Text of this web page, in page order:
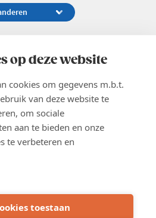
op deze website
cookies om gegevens m.b.t.
van deze website te
om sociale
aan te bieden en onze
te verbeteren en
toestaan
EN
Word lid
Voka 2026